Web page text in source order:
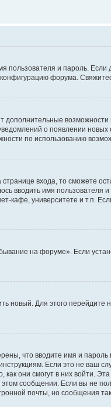
пользователя и пароль.
форума.
о появлении
по использованию
входа, то сможете
вводить имя
университете и т.п.
на форуме». Если
новый. Для этого
что вводите имя и
Если это не ваш
они смогут в них войти.
сообщении. Если вы не
почты, но сообщения